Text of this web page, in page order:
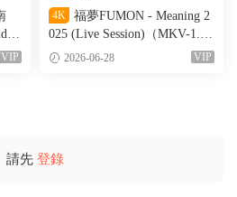
VIP
4K
福夢FUMON - Meaning 2
025 (Live Session)（MKV-1.56
G）2026-06-28 VIP
請先 登錄